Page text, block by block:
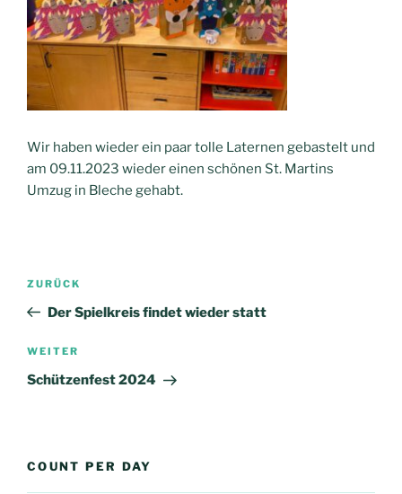
Wir haben wieder ein paar tolle Laternen gebastelt und
am 09.11.2023 wieder einen schönen St. Martins
Umzug in Bleche gehabt.
Beitrags-
Vorheriger
Beitrag
ZURÜCK
Der Spielkreis findet wieder statt
Nächster
Beitrag
WEITER
Schützenfest 2024
COUNT PER DAY